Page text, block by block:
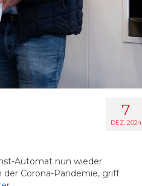
7
DEZ. 2024
Automat nun wieder
Corona-Pandemie, griff